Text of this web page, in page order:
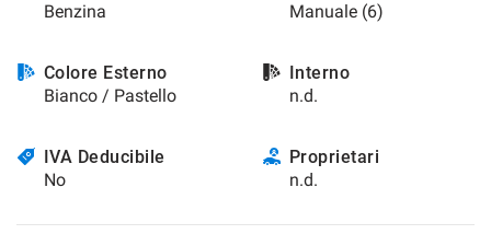
Benzina
Manuale (6)
Colore Esterno
Bianco / Pastello
Interno
n.d.
IVA Deducibile
No
Proprietari
n.d.